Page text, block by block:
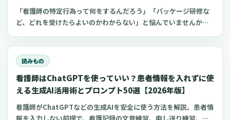
「看護師の特定行為って何をするんだろう」「パッケージ研修な
ど、どれを受けたらよいのかわからない」と悩んでいませんか？
り特定行為のパッケージ研修が開始され、以前よりも受講しやす
くなっています。 特定行為の領域別パッケージ研修や受講するメ
リットを知り、キャリアアップの一つの選択肢にしてください。
読みもの
看護師はChatGPTを使っていい？患者情報を入れずに使
える生成AI活用術とプロンプト50選【2026年版】
看護師がChatGPTなどの生成AIを安全に使う方法を解説。患者情